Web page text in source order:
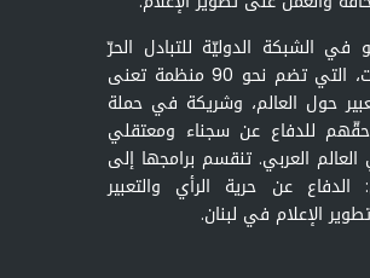
الشبكة الدوليّة للتبادل الحرّ
للمعلومات، التي تضم نحو 90 منظمة تعنى
حول العالم، وشريكة في حملة
للدفاع عن سجناء ومعتقلي
العربي. تنقسم برامجها إلى
الدفاع عن حرية الرأي والتعبير
الإعلام في لبنان.